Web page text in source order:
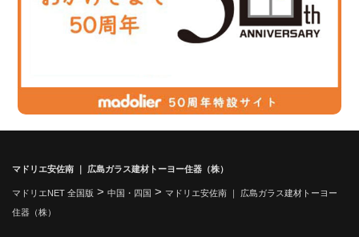
マドリエ安佐南 ｜ 広島ガラス建材トーヨー住器（株）
マドリエNET 全国版 > 中国・四国 > マドリエ安佐南 ｜ 広島ガラス建材トーヨー
住器（株）